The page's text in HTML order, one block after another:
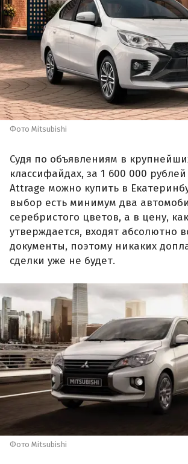
Фото Mitsubishi
Судя по объявлениям в
классифайдах, за 1 600 000
Attrage можно купить в
выбор есть минимум два
серебристого цветов, а в цену, как
утверждается, входят абсолютно
документы, поэтому никаких
сделки уже не будет.
Фото Mitsubishi